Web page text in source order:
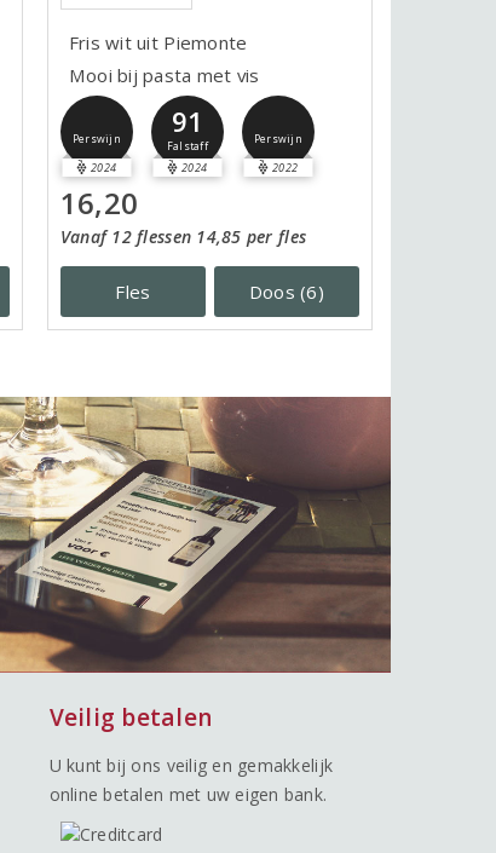
Fris wit uit Piemonte
Mooi bij pasta met vis
Perswijn
2024
91
Falstaff
2024
Perswijn
2022
16,20
Vanaf 12 flessen 14,85 per fles
Fles Doos (6)
Veilig betalen
U kunt bij ons veilig en gemakkelijk
online betalen met uw eigen bank.